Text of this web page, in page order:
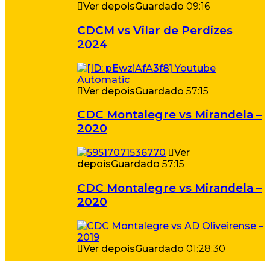
Ver depoisGuardado 09:16
CDCM vs Vilar de Perdizes
2024
Ver depoisGuardado 57:15
CDC Montalegre vs Mirandela –
2020
Ver
depoisGuardado 57:15
CDC Montalegre vs Mirandela –
2020
Ver depoisGuardado 01:28:30